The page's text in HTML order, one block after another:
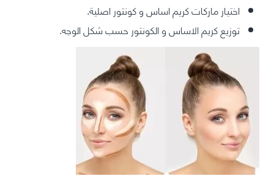
اختيار ماركات كريم اساس و كونتور اصلية.
توزيع كريم الاساس و الكونتور حسب شكل الوجه.